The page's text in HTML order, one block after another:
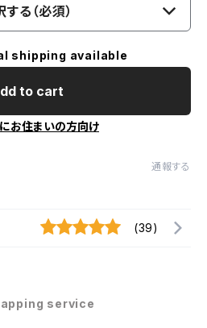
る（必須）
shipping available
to cart
お住まいの方向け
通報する
(39)
service